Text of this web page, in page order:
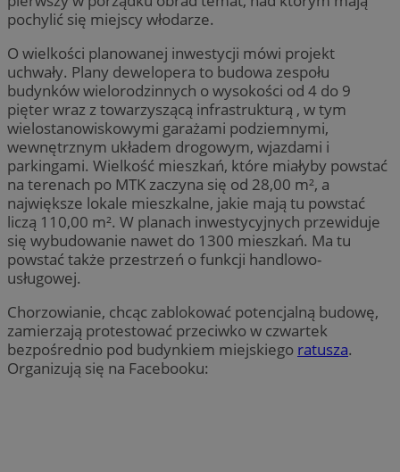
pochylić się miejscy włodarze.
O wielkości planowanej inwestycji mówi projekt
uchwały. Plany dewelopera to budowa zespołu
budynków wielorodzinnych o wysokości od 4 do 9
pięter wraz z towarzyszącą infrastrukturą , w tym
wielostanowiskowymi garażami podziemnymi,
wewnętrznym układem drogowym, wjazdami i
parkingami. Wielkość mieszkań, które miałyby powstać
na terenach po MTK zaczyna się od 28,00 m², a
największe lokale mieszkalne, jakie mają tu powstać
liczą 110,00 m². W planach inwestycyjnych przewiduje
się wybudowanie nawet do 1300 mieszkań. Ma tu
powstać także przestrzeń o funkcji handlowo-
usługowej.
Chorzowianie, chcąc zablokować potencjalną budowę,
zamierzają protestować przeciwko w czwartek
bezpośrednio pod budynkiem miejskiego ratusza.
Organizują się na Facebooku: